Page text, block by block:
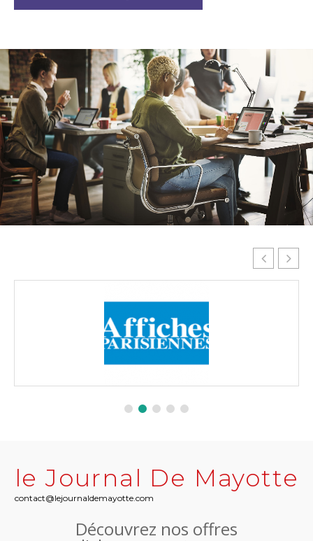
le Journal De Mayotte
contact@lejournaldemayotte.com
Découvrez nos offres